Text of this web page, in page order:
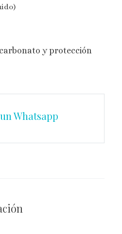
y protección
Whatsapp